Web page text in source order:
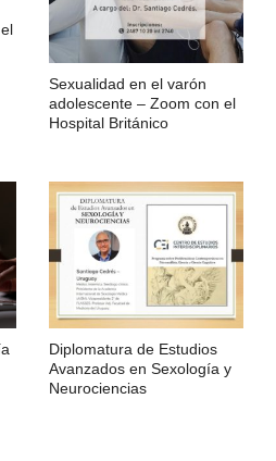
Sexualidad en el varón
adolescente – Zoom con el
Hospital Británico
Diplomatura de Estudios
Avanzados en Sexología y
Neurociencias